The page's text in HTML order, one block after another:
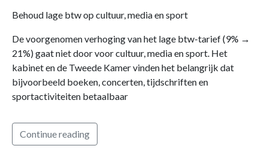
Behoud lage btw op cultuur, media en sport
De voorgenomen verhoging van het lage btw-tarief (9% →
21%) gaat niet door voor cultuur, media en sport. Het
kabinet en de Tweede Kamer vinden het belangrijk dat
bijvoorbeeld boeken, concerten, tijdschriften en
sportactiviteiten betaalbaar
Continue reading